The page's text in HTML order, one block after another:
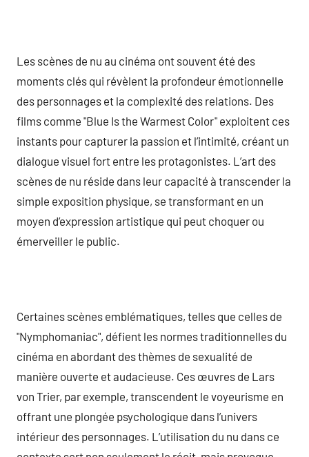
Les scènes de nu au cinéma ont souvent été des
moments clés qui révèlent la profondeur émotionnelle
des personnages et la complexité des relations. Des
films comme "Blue Is the Warmest Color" exploitent ces
instants pour capturer la passion et l’intimité, créant un
dialogue visuel fort entre les protagonistes. L’art des
scènes de nu réside dans leur capacité à transcender la
simple exposition physique, se transformant en un
moyen d’expression artistique qui peut choquer ou
émerveiller le public.
Certaines scènes emblématiques, telles que celles de
"Nymphomaniac", défient les normes traditionnelles du
cinéma en abordant des thèmes de sexualité de
manière ouverte et audacieuse. Ces œuvres de Lars
von Trier, par exemple, transcendent le voyeurisme en
offrant une plongée psychologique dans l’univers
intérieur des personnages. L’utilisation du nu dans ce